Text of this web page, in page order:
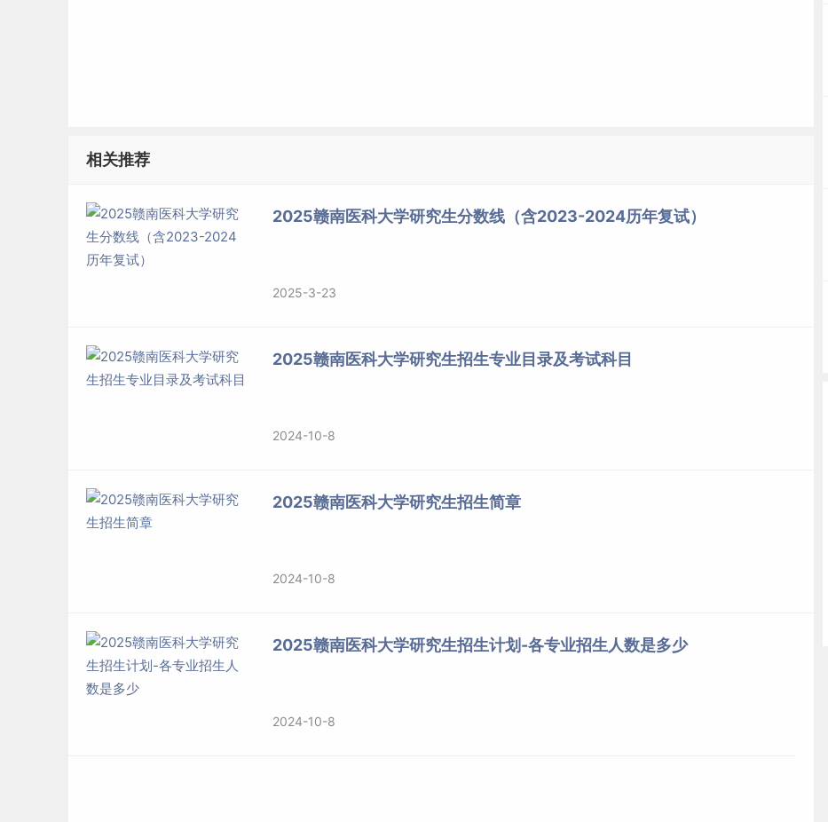
相关推荐
2025赣南医科大学研究生分数线（含2023-2024历年复试）
2025-3-23
2025赣南医科大学研究生招生专业目录及考试科目
2024-10-8
2025赣南医科大学研究生招生简章
2024-10-8
2025赣南医科大学研究生招生计划-各专业招生人数是多少
2024-10-8